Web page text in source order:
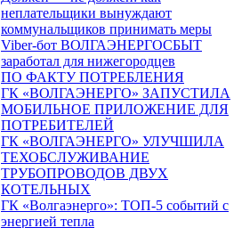
неплательщики вынуждают
коммунальщиков принимать меры
Viber-бот ВОЛГАЭНЕРГОСБЫТ
заработал для нижегородцев
ПО ФАКТУ ПОТРЕБЛЕНИЯ
ГК «ВОЛГАЭНЕРГО» ЗАПУСТИЛА
МОБИЛЬНОЕ ПРИЛОЖЕНИЕ ДЛЯ
ПОТРЕБИТЕЛЕЙ
ГК «ВОЛГАЭНЕРГО» УЛУЧШИЛА
ТЕХОБСЛУЖИВАНИЕ
ТРУБОПРОВОДОВ ДВУХ
КОТЕЛЬНЫХ
ГК «Волгаэнерго»: ТОП-5 событий с
энергией тепла